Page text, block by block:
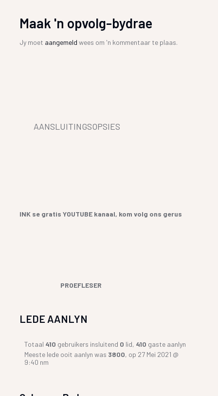
Maak 'n opvolg-bydrae
Jy moet aangemeld wees om 'n kommentaar te plaas.
AANSLUITINGSOPSIES
INK se gratis YOUTUBE kanaal, kom volg ons gerus
PROEFLESER
LEDE AANLYN
Totaal 410 gebruikers insluitend 0 lid, 410 gaste aanlyn
Meeste lede ooit aanlyn was 3800, op 27 Mei 2021 @
9:40 nm